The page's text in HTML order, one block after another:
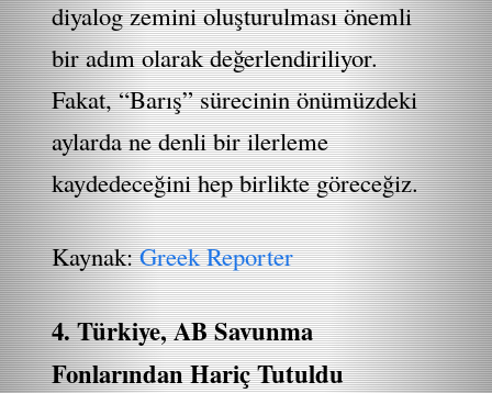
diyalog zemini oluşturulması önemli
bir adım olarak değerlendiriliyor.
Fakat, “Barış” sürecinin önümüzdeki
aylarda ne denli bir ilerleme
kaydedeceğini hep birlikte göreceğiz.
Kaynak:Greek Reporter
4. Türkiye, AB Savunma
Fonlarından Hariç Tutuldu